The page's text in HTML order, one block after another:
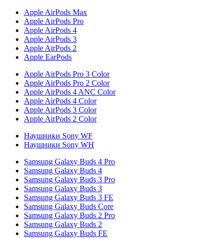
Apple AirPods Max
Apple AirPods Pro
Apple AirPods 4
Apple AirPods 3
Apple AirPods 2
Apple EarPods
Apple AirPods Pro 3 Color
Apple AirPods Pro 2 Color
Apple AirPods 4 ANC Color
Apple AirPods 4 Color
Apple AirPods 3 Color
Apple AirPods 2 Color
Наушники Sony WF
Наушники Sony WH
Samsung Galaxy Buds 4 Pro
Samsung Galaxy Buds 4
Samsung Galaxy Buds 3 Pro
Samsung Galaxy Buds 3
Samsung Galaxy Buds 3 FE
Samsung Galaxy Buds Core
Samsung Galaxy Buds 2 Pro
Samsung Galaxy Buds 2
Samsung Galaxy Buds FE